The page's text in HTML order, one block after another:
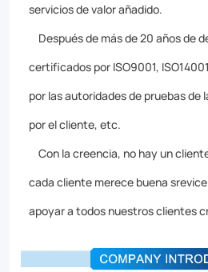
servicios de valor añadido.
Después de más de 20 años de
certificados por ISO9001,
por las autoridades de pruebas de
por el cliente, etc.
Con la creencia, no hay un
cada cliente merece buena
apoyar a todos nuestros clientes